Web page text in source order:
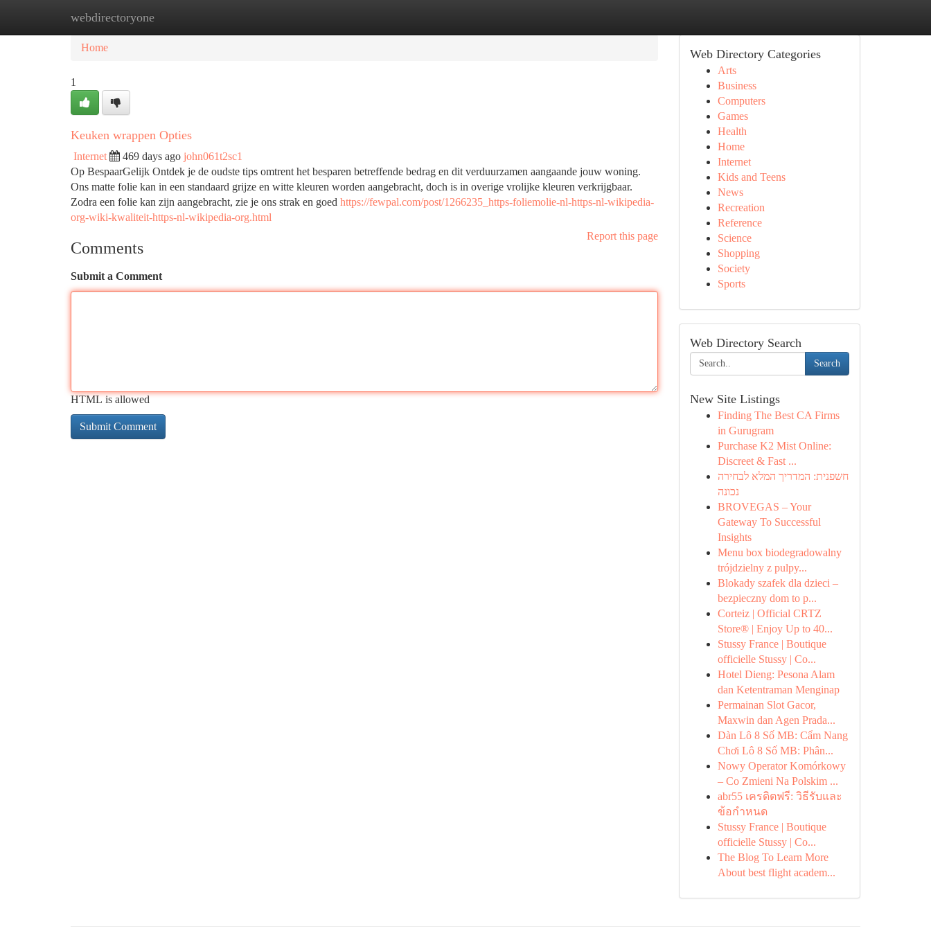
webdirectoryone
Home New Site Listings
Home
1
Keuken wrappen Opties
Internet 469 days ago john061t2sc1
Op BespaarGelijk Ontdek je de oudste tips omtrent het besparen betreffende bedrag en dit verduurzamen aangaande jouw woning.
Ons matte folie kan in een standaard grijze en witte kleuren worden aangebracht, doch is in overige vrolijke kleuren verkrijgbaar.
Zodra een folie kan zijn aangebracht, zie je ons strak en goed https://fewpal.com/post/1266235_https-foliemolie-nl-https-nl-wikipedia-
org-wiki-kwaliteit-https-nl-wikipedia-org.html
Report this page
Comments
Submit a Comment
HTML is allowed
Web Directory Categories
Arts
Business
Computers
Games
Health
Home
Internet
Kids and Teens
News
Recreation
Reference
Science
Shopping
Society
Sports
Web Directory Search
Search
New Site Listings
Finding The Best CA Firms
in Gurugram
Purchase K2 Mist Online:
Discreet & Fast ...
חשפנית: המדריך המלא לבחירה
נכונה
BROVEGAS – Your
Gateway To Successful
Insights
Menu box biodegradowalny
trójdzielny z pulpy...
Blokady szafek dla dzieci –
bezpieczny dom to p...
Corteiz | Official CRTZ
Store® | Enjoy Up to 40...
Stussy France | Boutique
officielle Stussy | Co...
Hotel Dieng: Pesona Alam
dan Ketentraman Menginap
Permainan Slot Gacor,
Maxwin dan Agen Prada...
Dàn Lô 8 Số MB: Cẩm Nang
Chơi Lô 8 Số MB: Phân...
Nowy Operator Komórkowy
– Co Zmieni Na Polskim ...
abr55 เครดิตฟรี: วิธีรับและ
ข้อกำหนด
Stussy France | Boutique
officielle Stussy | Co...
The Blog To Learn More
About best flight academ...